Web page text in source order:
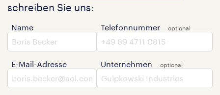
schreiben Sie uns:
Name
E-Mail-Adresse
Telefonnummer
Unternehmen